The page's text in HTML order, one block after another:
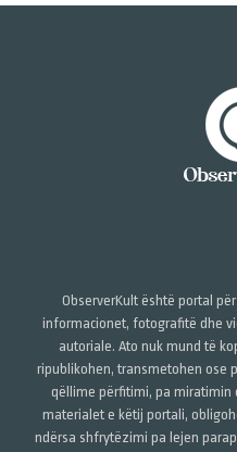
ObserverKult është portal
informacionet, fotografitë dhe
autoriale. Ato nuk mund të
ripublikohen, transmetohen ose
qëllime përfitimi, pa miratimin
materialet e këtij portali,
ndërsa shfrytëzimi pa lejen